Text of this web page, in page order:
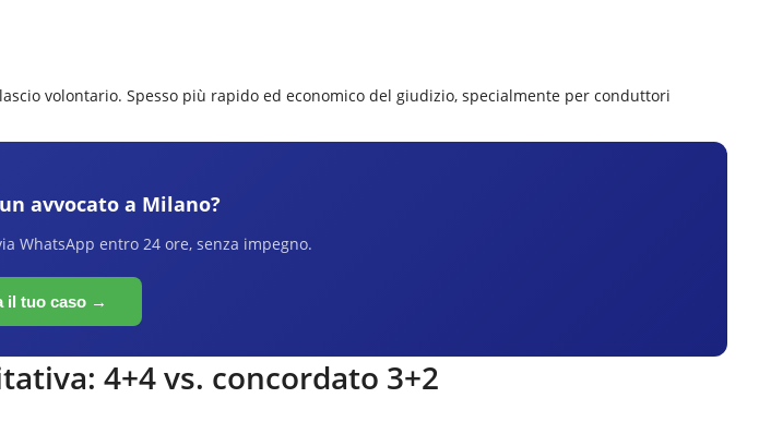
volontario. Spesso più rapido ed economico del giudizio, specialmente per conduttori
avvocato a Milano?
WhatsApp entro 24 ore, senza impegno.
il tuo caso →
4+4 vs. concordato 3+2